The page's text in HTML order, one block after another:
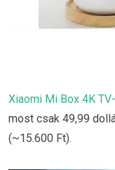
Xiaomi Mi Box 4K
most csak 49,99
(~15.600 Ft).